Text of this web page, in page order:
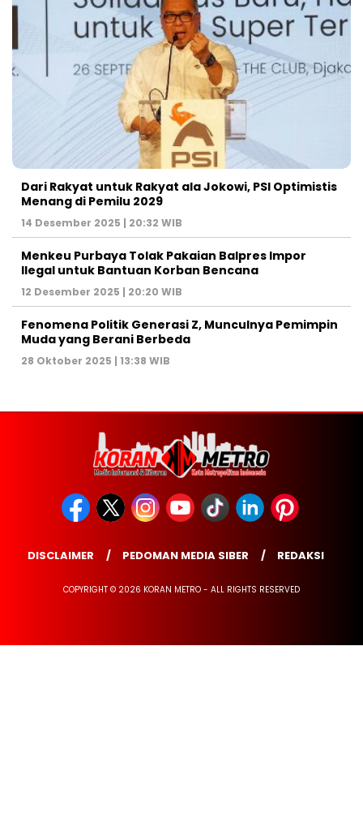
Dari Rakyat untuk Rakyat ala Jokowi, PSI Optimistis
Menang di Pemilu 2029
14 Desember 2025 | 20:32 WIB
Menkeu Purbaya Tolak Pakaian Balpres Impor
Ilegal untuk Bantuan Korban Bencana
12 Desember 2025 | 20:20 WIB
Fenomena Politik Generasi Z, Munculnya Pemimpin
Muda yang Berani Berbeda
28 Oktober 2025 | 13:38 WIB
DISCLAIMER PEDOMAN MEDIA SIBER REDAKSI
COPYRIGHT © 2026 KORAN METRO - ALL RIGHTS RESERVED